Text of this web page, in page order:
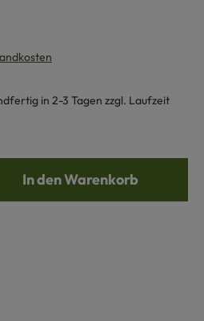
in 2-3 Tagen zzgl. Laufzeit
den gewünschten
In den Warenkorb